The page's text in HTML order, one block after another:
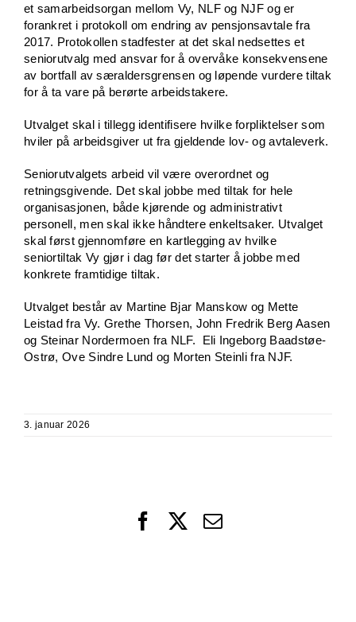
et samarbeidsorgan mellom Vy, NLF og NJF og er
forankret i protokoll om endring av pensjonsavtale fra
2017. Protokollen stadfester at det skal nedsettes et
seniorutvalg med ansvar for å overvåke konsekvensene
av bortfall av særaldersgrensen og løpende vurdere tiltak
for å ta vare på berørte arbeidstakere.
Utvalget skal i tillegg identifisere hvilke forpliktelser som
hviler på arbeidsgiver ut fra gjeldende lov- og avtaleverk.
Seniorutvalgets arbeid vil være overordnet og
retningsgivende. Det skal jobbe med tiltak for hele
organisasjonen, både kjørende og administrativt
personell, men skal ikke håndtere enkeltsaker. Utvalget
skal først gjennomføre en kartlegging av hvilke
seniortiltak Vy gjør i dag før det starter å jobbe med
konkrete framtidige tiltak.
Utvalget består av Martine Bjar Manskow og Mette
Leistad fra Vy. Grethe Thorsen, John Fredrik Berg Aasen
og Steinar Nordermoen fra NLF. Eli Ingeborg Baadstøe-
Ostrø, Ove Sindre Lund og Morten Steinli fra NJF.
3. januar 2026
FacebookEmail